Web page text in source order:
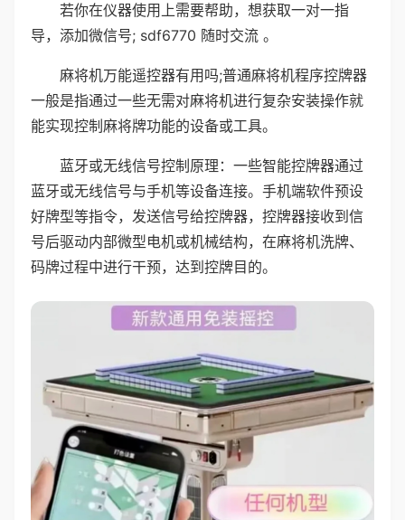
若你在仪器使用上需要帮助，想获取一对一指
导，添加微信号; sdf6770 随时交流 。
麻将机万能遥控器有用吗;普通麻将机程序控牌器
一般是指通过一些无需对麻将机进行复杂安装操作就
能实现控制麻将牌功能的设备或工具。
蓝牙或无线信号控制原理：一些智能控牌器通过
蓝牙或无线信号与手机等设备连接。手机端软件预设
好牌型等指令，发送信号给控牌器，控牌器接收到信
号后驱动内部微型电机或机械结构，在麻将机洗牌、
码牌过程中进行干预，达到控牌目的。